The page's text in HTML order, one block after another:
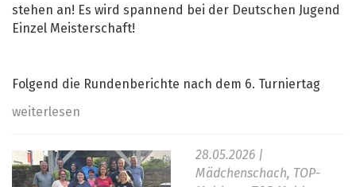
stehen an! Es wird spannend bei der Deutschen Jugend
Einzel Meisterschaft!
Folgend die Rundenberichte nach dem 6. Turniertag
weiterlesen
28.05.2026 |
Mädchenschach, TOP-